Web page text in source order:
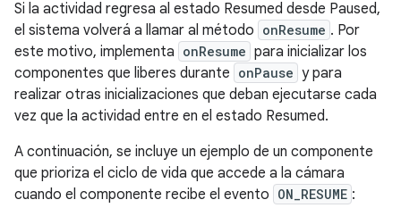
Si la actividad regresa al estado Resumed desde Paused,
el sistema volverá a llamar al método onResume . Por
este motivo, implementa onResume para inicializar los
componentes que liberes durante onPause y para
realizar otras inicializaciones que deban ejecutarse cada
vez que la actividad entre en el estado Resumed.
A continuación, se incluye un ejemplo de un componente
que prioriza el ciclo de vida que accede a la cámara
cuando el componente recibe el evento ON_RESUME :